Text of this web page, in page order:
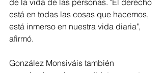
de la vida de las personas. "El derecho
está en todas las cosas que hacemos,
está inmerso en nuestra vida diaria",
afirmó.
González Monsiváis también